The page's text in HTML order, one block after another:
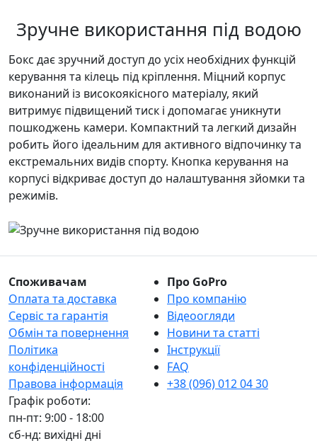
Зручне використання під водою
Бокс дає зручний доступ до усіх необхідних функцій
керування та кілець під кріплення. Міцний корпус
виконаний із високоякісного матеріалу, який
витримує підвищений тиск і допомагає уникнути
пошкоджень камери. Компактний та легкий дизайн
робить його ідеальним для активного відпочинку та
екстремальних видів спорту. Кнопка керування на
корпусі відкриває доступ до налаштування зйомки та
режимів.
Споживачам
Оплата та доставка
Сервіс та гарантія
Обмін та повернення
Політика
конфіденційності
Правова інформація
Графік роботи:
пн-пт: 9:00 - 18:00
сб-нд: вихідні дні
Про GoPro
Про компанію
Відеоогляди
Новини та статті
Інструкції
FAQ
+38 (096) 012 04 30